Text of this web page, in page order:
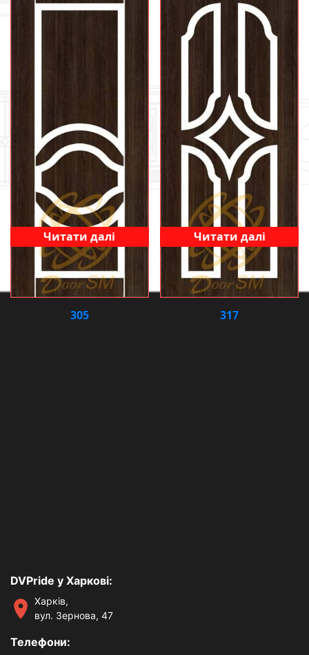
305
Читати далі
317
Читати далі
DVPride у Харкові:
Харків,
вул. Зернова, 47
Телефони: